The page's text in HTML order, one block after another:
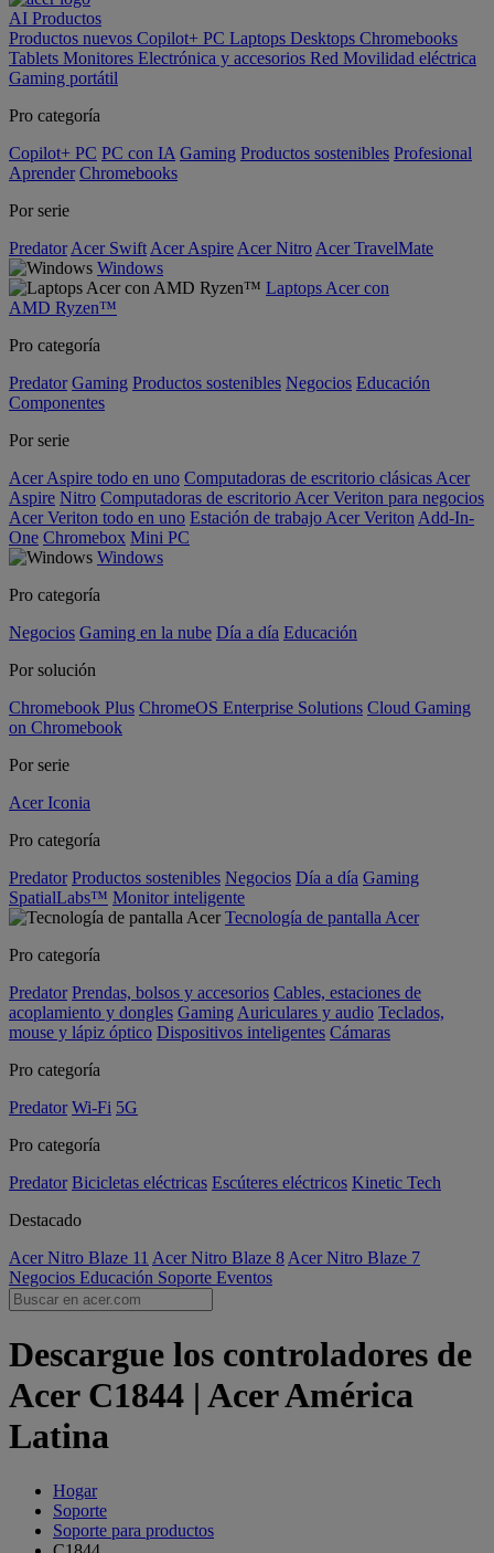
AI Productos
Productos nuevos Copilot+ PC Laptops Desktops Chromebooks
Tablets Monitores Electrónica y accesorios Red Movilidad eléctrica
Gaming portátil
Pro categoría
Copilot+ PC PC con IA Gaming Productos sostenibles Profesional
Aprender Chromebooks
Por serie
Predator Acer Swift Acer Aspire Acer Nitro Acer TravelMate
Windows
Laptops Acer con
AMD Ryzen™
Pro categoría
Predator Gaming Productos sostenibles Negocios Educación
Componentes
Por serie
Acer Aspire todo en uno Computadoras de escritorio clásicas Acer
Aspire Nitro Computadoras de escritorio Acer Veriton para negocios
Acer Veriton todo en uno Estación de trabajo Acer Veriton Add-In-
One Chromebox Mini PC
Windows
Pro categoría
Negocios Gaming en la nube Día a día Educación
Por solución
Chromebook Plus ChromeOS Enterprise Solutions Cloud Gaming
on Chromebook
Por serie
Acer Iconia
Pro categoría
Predator Productos sostenibles Negocios Día a día Gaming
SpatialLabs™ Monitor inteligente
Tecnología de pantalla Acer
Pro categoría
Predator Prendas, bolsos y accesorios Cables, estaciones de
acoplamiento y dongles Gaming Auriculares y audio Teclados,
mouse y lápiz óptico Dispositivos inteligentes Cámaras
Pro categoría
Predator Wi-Fi 5G
Pro categoría
Predator Bicicletas eléctricas Escúteres eléctricos Kinetic Tech
Destacado
Acer Nitro Blaze 11 Acer Nitro Blaze 8 Acer Nitro Blaze 7
Negocios Educación Soporte Eventos
Descargue los controladores de
Acer C1844 | Acer América
Latina
Hogar
Soporte
Soporte para productos